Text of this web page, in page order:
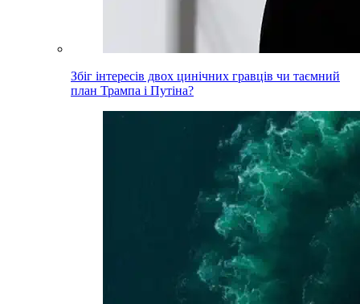
Збіг інтересів двох цинічних гравців чи таємний
план Трампа і Путіна?